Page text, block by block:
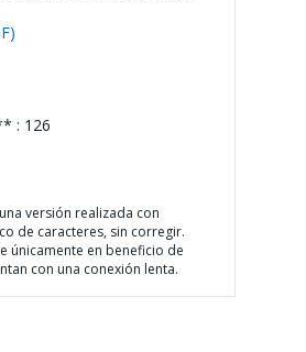
: 126
versión realizada con
de caracteres, sin corregir.
únicamente en beneficio de
con una conexión lenta.